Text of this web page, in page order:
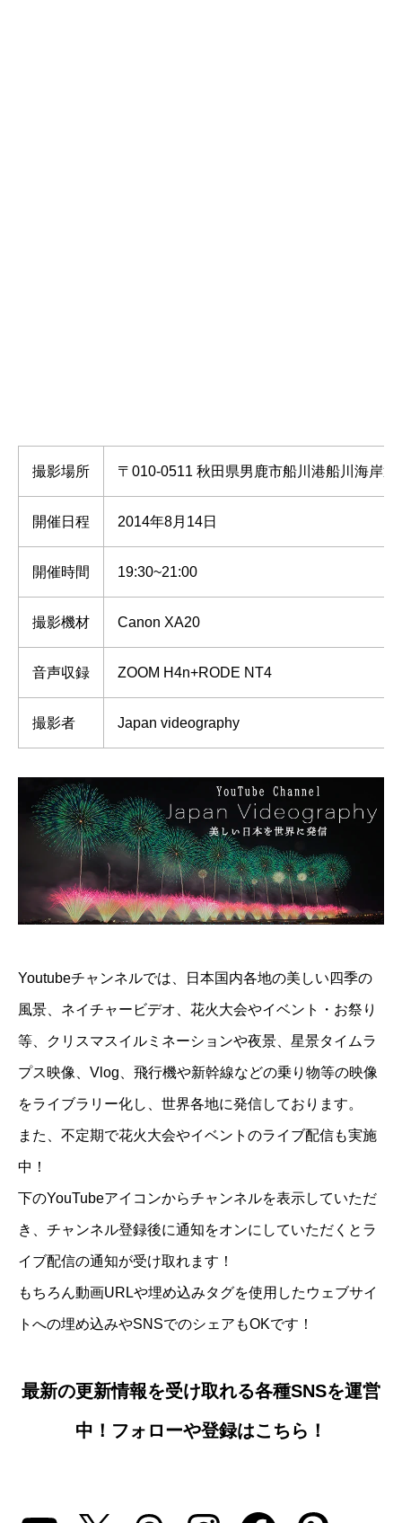
撮影場所 〒010-0511 秋田県男鹿市船川港船川海岸
開催日程 2014年8月14日
開催時間 19:30~21:00
撮影機材 Canon XA20
音声収録 ZOOM H4n+RODE NT4
撮影者 Japan videography
Youtubeチャンネルでは、日本国内各地の美しい四季の
風景、ネイチャービデオ、花火大会やイベント・お祭り
等、クリスマスイルミネーションや夜景、星景タイムラ
プス映像、Vlog、飛行機や新幹線などの乗り物等の映像
をライブラリー化し、世界各地に発信しております。
また、不定期で花火大会やイベントのライブ配信も実施
中！
下のYouTubeアイコンからチャンネルを表示していただ
き、チャンネル登録後に通知をオンにしていただくとラ
イブ配信の通知が受け取れます！
もちろん動画URLや埋め込みタグを使用したウェブサイ
トへの埋め込みやSNSでのシェアもOKです！
最新の更新情報を受け取れる各種SNSを運営
中！フォローや登録はこちら！